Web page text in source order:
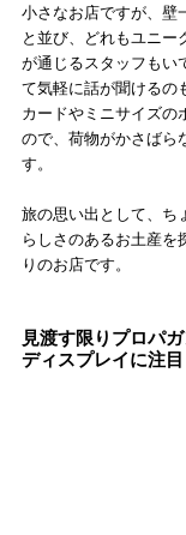
小さなお店ですが、壁
と並び、どれもユニー
が通じるスタッフもい
て気軽に話が聞けるの
カードやミニサイズの
ので、荷物がかさばら
す。
旅の思い出として、ち
らしさのあるお土産を
りのお店です。
見渡す限りプロパ
ディスプレイに注目